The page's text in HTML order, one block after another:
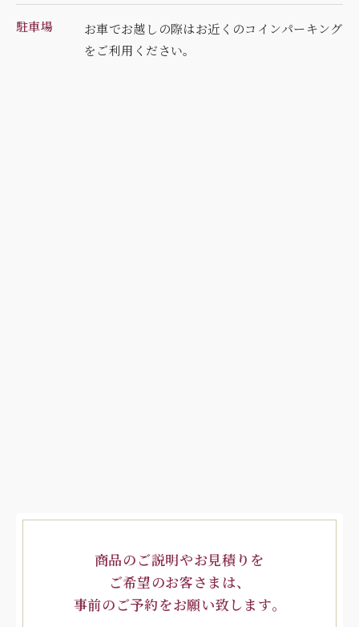
駐車場
お車でお越しの際はお近くのコインパーキング
をご利用ください。
商品のご説明やお見積りを
ご希望のお客さまは、
事前のご予約をお願い致します。